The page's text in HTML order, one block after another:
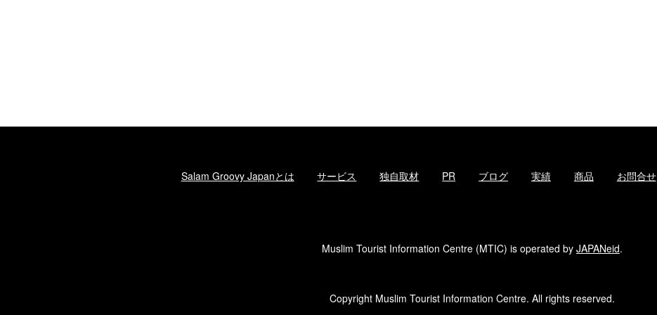
Salam Groovy Japanとは サービス 独自取材 PR ブログ 実績 商品 お問合せ
Muslim Tourist Information Centre (MTIC) is operated by JAPANeid.
Copyright Muslim Tourist Information Centre. All rights reserved.